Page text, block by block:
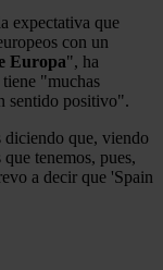
expectativa que
con un
Europa", ha
"muchas
sentido positivo".
diciendo que, viendo
tenemos, pues,
a decir que 'Spain